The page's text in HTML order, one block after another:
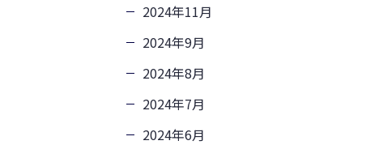
2024年11月
2024年9月
2024年8月
2024年7月
2024年6月